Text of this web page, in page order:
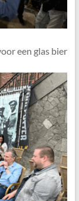
een glas bier